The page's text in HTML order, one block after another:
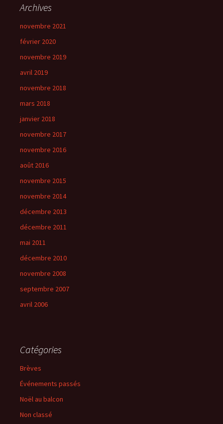
Archives
novembre 2021
février 2020
novembre 2019
avril 2019
novembre 2018
mars 2018
janvier 2018
novembre 2017
novembre 2016
août 2016
novembre 2015
novembre 2014
décembre 2013
décembre 2011
mai 2011
décembre 2010
novembre 2008
septembre 2007
avril 2006
Catégories
Brèves
Événements passés
Noël au balcon
Non classé